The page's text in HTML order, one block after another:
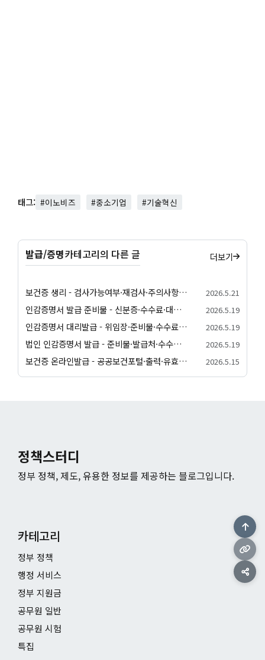
태그: #이노비즈 #중소기업 #기술혁신
발급/증명카테고리의 다른 글 더보기
보건증 생리 - 검사가능여부·재검사·주의사항 안내 2026.5.21
인감증명서 발급 준비물 - 신분증·수수료·대리발급 안내 2026.5.19
인감증명서 대리발급 - 위임장·준비물·수수료 안내 2026.5.19
법인 인감증명서 발급 - 준비물·발급처·수수료 안내 2026.5.19
보건증 온라인발급 - 공공보건포털·출력·유효기간 안내 2026.5.15
정책스터디
정부 정책, 제도, 유용한 정보를 제공하는 블로그입니다.
카테고리
정부 정책
행정 서비스
정부 지원금
공무원 일반
공무원 시험
특집